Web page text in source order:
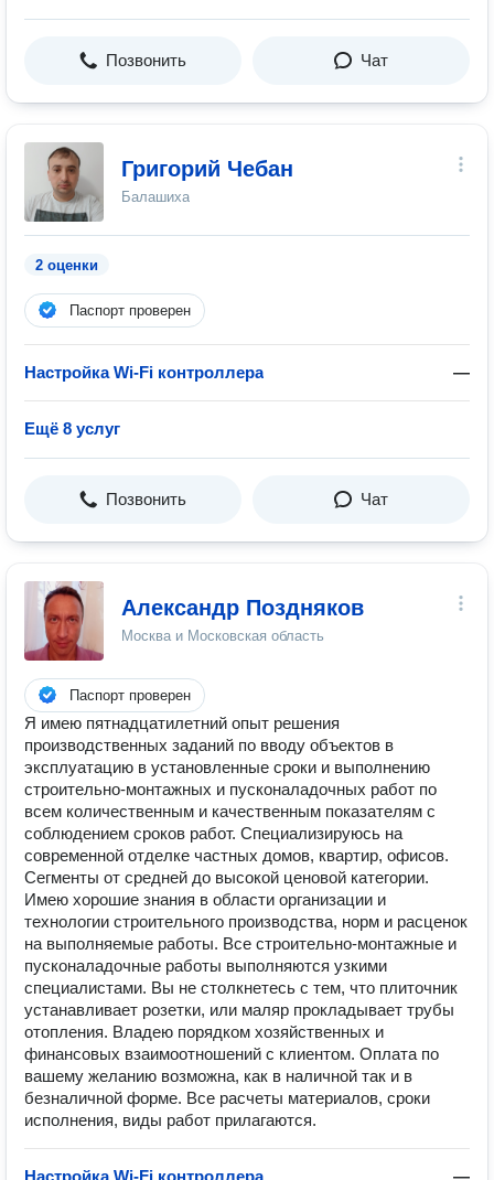
Позвонить Чат
Григорий Чебан
Балашиха
2 оценки
Паспорт проверен
Настройка Wi-Fi контроллера —
Ещё 8 услуг
Позвонить Чат
Александр Поздняков
Москва и Московская область
Паспорт проверен
Я имею пятнадцатилетний опыт решения
производственных заданий по вводу объектов в
эксплуатацию в установленные сроки и выполнению
строительно-монтажных и пусконаладочных работ по
всем количественным и качественным показателям с
соблюдением сроков работ. Специализируюсь на
современной отделке частных домов, квартир, офисов.
Сегменты от средней до высокой ценовой категории.
Имею хорошие знания в области организации и
технологии строительного производства, норм и расценок
на выполняемые работы. Все строительно-монтажные и
пусконаладочные работы выполняются узкими
специалистами. Вы не столкнетесь с тем, что плиточник
устанавливает розетки, или маляр прокладывает трубы
отопления. Владею порядком хозяйственных и
финансовых взаимоотношений с клиентом. Оплата по
вашему желанию возможна, как в наличной так и в
безналичной форме. Все расчеты материалов, сроки
исполнения, виды работ прилагаются.
Настройка Wi-Fi контроллера —